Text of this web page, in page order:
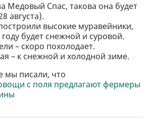
Медовый Спас, такова она будет
августа).
высокие муравейники,
будет снежной и суровой.
– скоро похолодает.
– к снежной и холодной зиме.
мы писали, что
с поля предлагают фермеры